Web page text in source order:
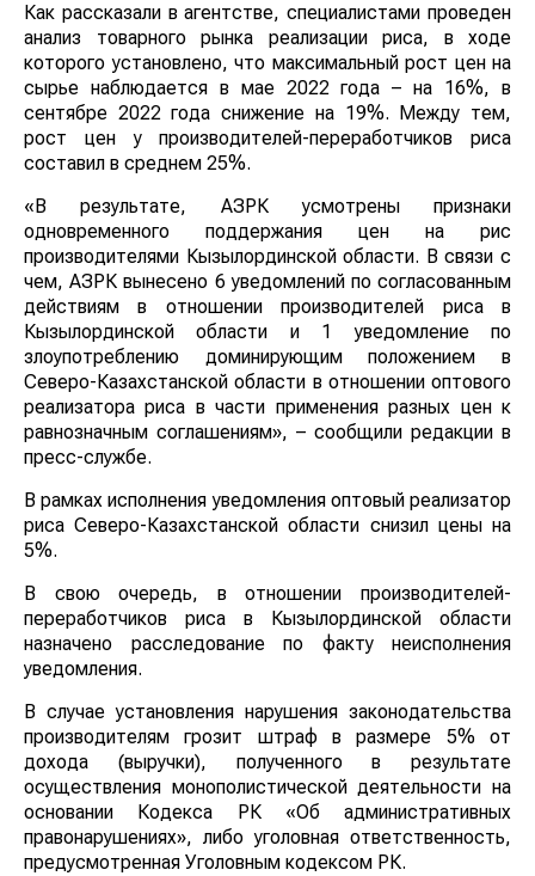
Как рассказали в агентстве, специалистами проведен
анализ товарного рынка реализации риса, в ходе
которого установлено, что максимальный рост цен на
сырье наблюдается в мае 2022 года – на 16%, в
сентябре 2022 года снижение на 19%. Между тем,
рост цен у производителей-переработчиков риса
составил в среднем 25%.
«В результате, АЗРК усмотрены признаки
одновременного поддержания цен на рис
производителями Кызылординской области. В связи с
чем, АЗРК вынесено 6 уведомлений по согласованным
действиям в отношении производителей риса в
Кызылординской области и 1 уведомление по
злоупотреблению доминирующим положением в
Северо-Казахстанской области в отношении оптового
реализатора риса в части применения разных цен к
равнозначным соглашениям», – сообщили редакции в
пресс-службе.
В рамках исполнения уведомления оптовый реализатор
риса Северо-Казахстанской области снизил цены на
5%.
В свою очередь, в отношении производителей-
переработчиков риса в Кызылординской области
назначено расследование по факту неисполнения
уведомления.
В случае установления нарушения законодательства
производителям грозит штраф в размере 5% от
дохода (выручки), полученного в результате
осуществления монополистической деятельности на
основании Кодекса РК «Об административных
правонарушениях», либо уголовная ответственность,
предусмотренная Уголовным кодексом РК.